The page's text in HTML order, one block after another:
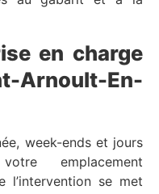
en charge
Arnoult-En-
week-ends et jours
emplacement
l’intervention se met